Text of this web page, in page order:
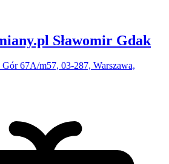
Sławomir Gdak
Gór 67A/m57, 03-287, Warszawa,